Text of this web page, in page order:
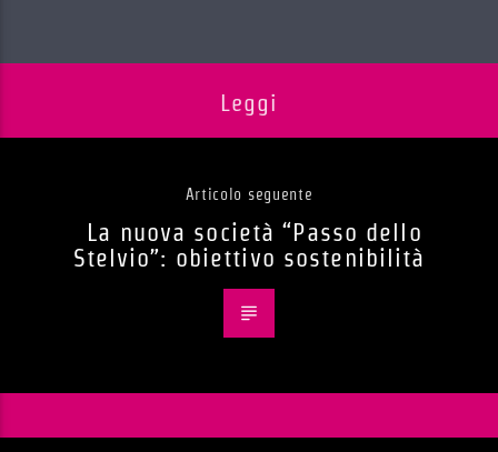
Leggi
Articolo seguente
La nuova società “Passo dello
Stelvio”: obiettivo sostenibilità